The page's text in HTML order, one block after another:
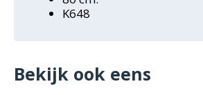
K648
Bekijk ook eens